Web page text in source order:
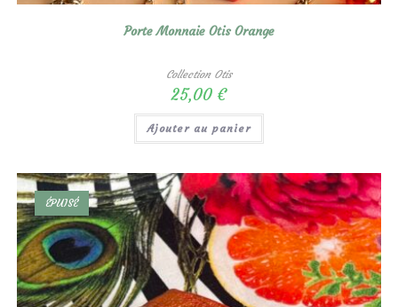
Porte Monnaie Otis Orange
Collection Otis
25,00 €
Ajouter au panier
ÉPUISÉ